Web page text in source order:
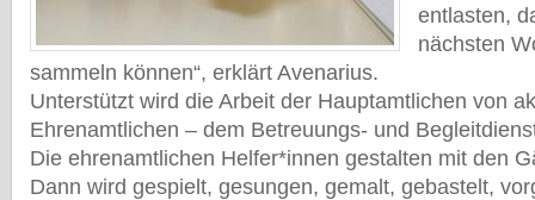
entlasten,
nächsten
sammeln können“, erklärt Avenarius.
Unterstützt wird die Arbeit der Hauptamtlichen von
Ehrenamtlichen – dem Betreuungs- und
Die ehrenamtlichen Helfer*innen gestalten mit den
Dann wird gespielt, gesungen, gemalt, gebastelt,